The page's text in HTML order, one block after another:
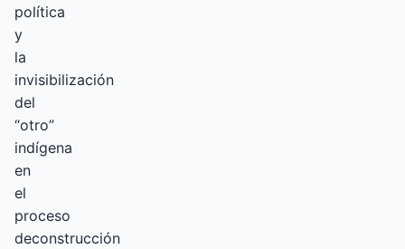
política
y
la
invisibilización
del
“otro”
indígena
en
el
proceso
deconstrucción